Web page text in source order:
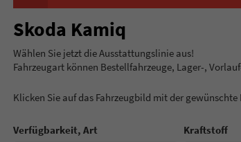
Skoda Kamiq
Wählen Sie jetzt die
Fahrzeugart können Bestellfahrzeuge, Lager-,
Klicken Sie auf das Fahrzeugbild mit der
Verfügbarkeit, Art Kraftstoff